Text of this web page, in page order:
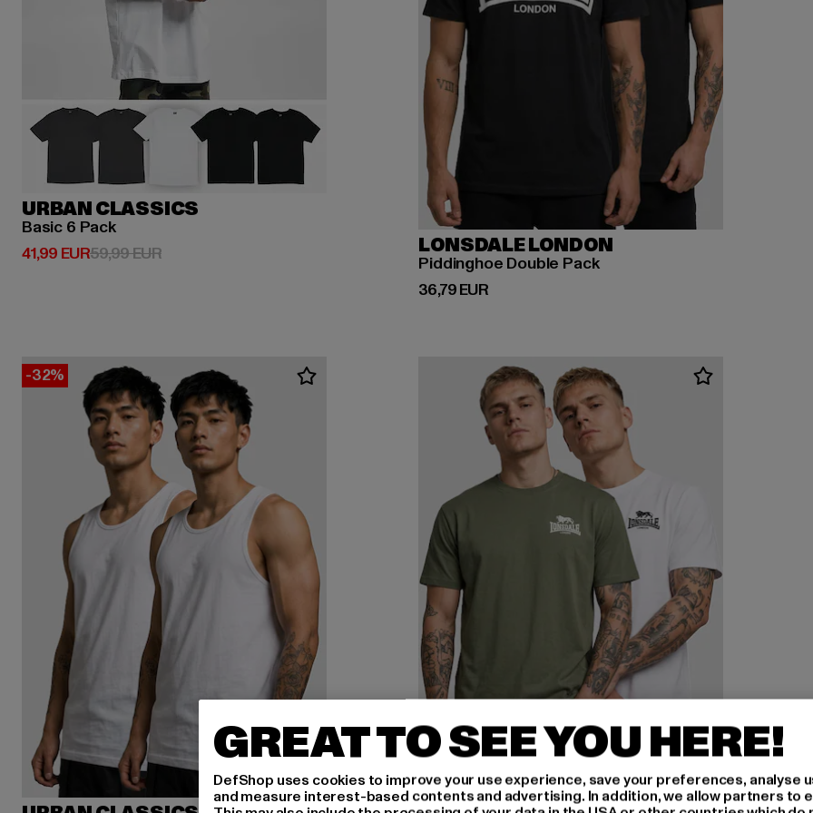
URBAN CLASSICS
Basic 6 Pack
41,99 EUR
Derzeitiger Preis: 41,99 EUR
59,99 EURAktionspreis: 59,99 EUR LONSDALE LONDON
Piddinghoe Double Pack
36,79 EUR
Derzeitiger Preis: 36,79 EUR
-32%
GREAT TO SEE YOU HERE!
DefShop uses cookies to improve your use experience, save your preferences, analyse
and measure interest-based contents and advertising. In addition, we allow partners to